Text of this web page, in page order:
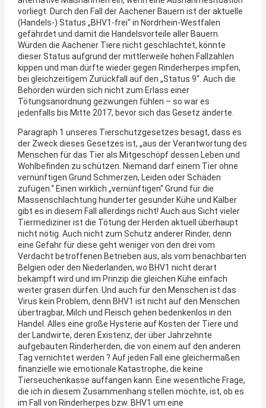
vorliegt. Durch den Fall der Aachener Bauern ist der aktuelle
(Handels-) Status „BHV1-frei“ in Nordrhein-Westfalen
gefährdet und damit die Handelsvorteile aller Bauern.
Würden die Aachener Tiere nicht geschlachtet, könnte
dieser Status aufgrund der mittlerweile hohen Fallzahlen
kippen und man dürfte wieder gegen Rinderherpes impfen,
bei gleichzeitigem Zurückfall auf den „Status 9“. Auch die
Behörden würden sich nicht zum Erlass einer
Tötungsanordnung gezwungen fühlen – so war es
jedenfalls bis Mitte 2017, bevor sich das Gesetz änderte.
Paragraph 1 unseres Tierschutzgesetzes besagt, dass es
der Zweck dieses Gesetzes ist, „aus der Verantwortung des
Menschen für das Tier als Mitgeschöpf dessen Leben und
Wohlbefinden zu schützen. Niemand darf einem Tier ohne
vernünftigen Grund Schmerzen, Leiden oder Schäden
zufügen.“ Einen wirklich „vernünftigen“ Grund für die
Massenschlachtung hunderter gesunder Kühe und Kälber
gibt es in diesem Fall allerdings nicht! Auch aus Sicht vieler
Tiermediziner ist die Tötung der Herden aktuell überhaupt
nicht nötig. Auch nicht zum Schutz anderer Rinder, denn
eine Gefahr für diese geht weniger von den drei vom
Verdacht betroffenen Betrieben aus, als vom benachbarten
Belgien oder den Niederlanden, wo BHV1 nicht derart
bekämpft wird und im Prinzip die gleichen Kühe einfach
weiter grasen dürfen. Und auch für den Menschen ist das
Virus kein Problem, denn BHV1 ist nicht auf den Menschen
übertragbar, Milch und Fleisch gehen bedenkenlos in den
Handel. Alles eine große Hysterie auf Kosten der Tiere und
der Landwirte, deren Existenz, der über Jahrzehnte
aufgebauten Rinderherden, die von einem auf den anderen
Tag vernichtet werden ? Auf jeden Fall eine gleichermaßen
finanzielle wie emotionale Katastrophe, die keine
Tierseuchenkasse auffangen kann. Eine wesentliche Frage,
die ich in diesem Zusammenhang stellen möchte, ist, ob es
im Fall von Rinderherpes bzw. BHV1 um eine